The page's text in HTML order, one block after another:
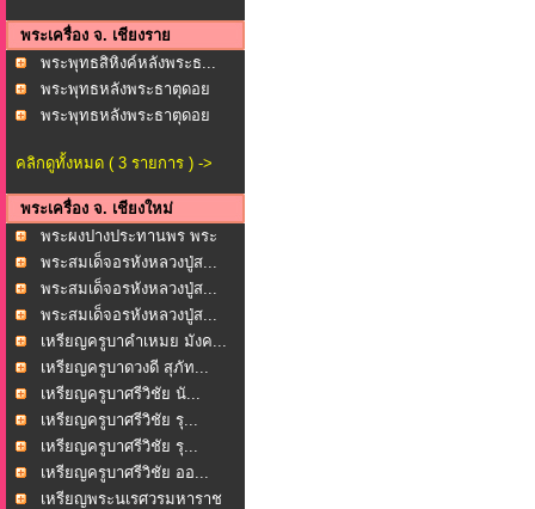
พระเครื่อง จ. เชียงราย
พระพุทธสิหิงค์หลังพระธ...
พระพุทธหลังพระธาตุดอย
ต...
พระพุทธหลังพระธาตุดอย
คลิกดูทั้งหมด ( 3 รายการ ) ->
พระเครื่อง จ. เชียงใหม่
พระผงปางประทานพร พระ
พุ...
พระสมเด็จอรหังหลวงปู่ส...
พระสมเด็จอรหังหลวงปู่ส...
พระสมเด็จอรหังหลวงปู่ส...
เหรียญครูบาคำเหมย มังค...
เหรียญครูบาดวงดี สุภัท...
เหรียญครูบาศรีวิชัย นั...
เหรียญครูบาศรีวิชัย รุ...
เหรียญครูบาศรีวิชัย รุ...
เหรียญครูบาศรีวิชัย ออ...
เหรียญพระนเรศวรมหาราช